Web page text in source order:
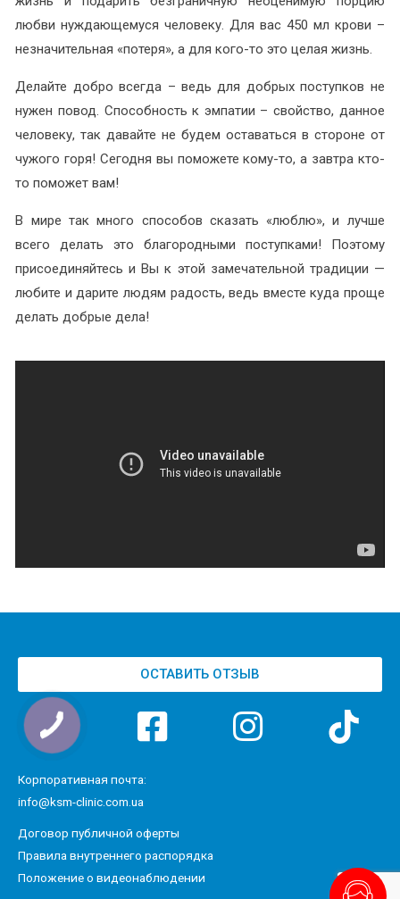
любви нуждающемуся человеку. Для вас 450 мл крови –
незначительная «потеря», а для кого-то это целая жизнь.
Делайте добро всегда – ведь для добрых поступков не
нужен повод. Способность к эмпатии – свойство, данное
человеку, так давайте не будем оставаться в стороне от
чужого горя! Сегодня вы поможете кому-то, а завтра кто-
то поможет вам!
В мире так много способов сказать «люблю», и лучше
всего делать это благородными поступками! Поэтому
присоединяйтесь и Вы к этой замечательной традиции —
любите и дарите людям радость, ведь вместе куда проще
делать добрые дела!
ОСТАВИТЬ ОТЗЫВ
Корпоративная почта:
info@ksm-clinic.com.ua
Договор публичной оферты
Правила внутреннего распорядка
Положение о видеонаблюдении